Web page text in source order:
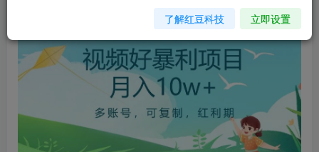
了解红豆科技 立即设置